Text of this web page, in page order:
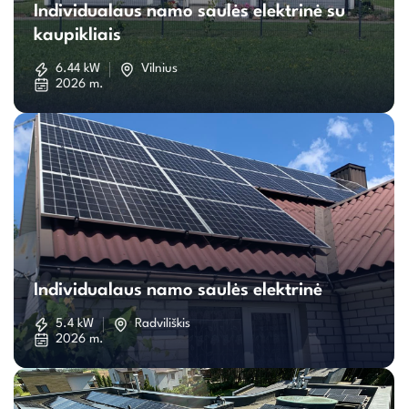
namo
saulės
kaupikliais
Individualaus namo saulės elektrinė su
kaupikliais
6.44 kW
Vilnius
2026 m.
Individualaus
namo
saulės
Individualaus namo saulės elektrinė
5.4 kW
Radviliškis
2026 m.